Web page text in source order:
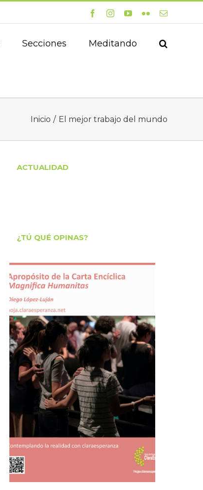
FacebookInstagramYouTube
FlickrCorreo
Secciones Meditando
Inicio El mejor trabajo del mundo
ACTUALIDAD
¿TÚ QUÉ OPINAS?